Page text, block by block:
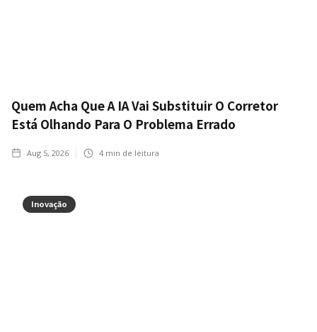
Quem Acha Que A IA Vai Substituir O Corretor
Está Olhando Para O Problema Errado
Aug 5, 2026 4 min de leitura
Inovação